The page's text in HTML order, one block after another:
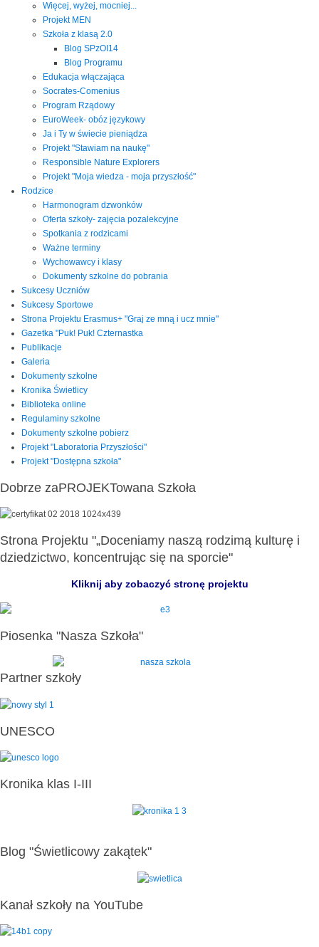
Więcej, wyżej, mocniej...
Projekt MEN
Szkoła z klasą 2.0
Blog SPzOI14
Blog Programu
Edukacja włączająca
Socrates-Comenius
Program Rządowy
EuroWeek- obóz językowy
Ja i Ty w świecie pieniądza
Projekt "Stawiam na naukę"
Responsible Nature Explorers
Projekt "Moja wiedza - moja przyszłość"
Rodzice
Harmonogram dzwonków
Oferta szkoły- zajęcia pozalekcyjne
Spotkania z rodzicami
Ważne terminy
Wychowawcy i klasy
Dokumenty szkolne do pobrania
Sukcesy Uczniów
Sukcesy Sportowe
Strona Projektu Erasmus+ "Graj ze mną i ucz mnie"
Gazetka "Puk! Puk! Czternastka
Publikacje
Galeria
Dokumenty szkolne
Kronika Świetlicy
Biblioteka online
Regulaminy szkolne
Dokumenty szkolne pobierz
Projekt "Laboratoria Przyszłości"
Projekt "Dostępna szkoła"
Dobrze zaPROJEKTowana Szkoła
Strona Projektu "„Doceniamy naszą rodzimą kulturę i
dziedzictwo, koncentrując się na sporcie"
Kliknij aby zobaczyć stronę projektu
Piosenka "Nasza Szkoła"
Partner szkoły
UNESCO
Kronika klas I-III
Blog "Świetlicowy zakątek"
Kanał szkoły na YouTube